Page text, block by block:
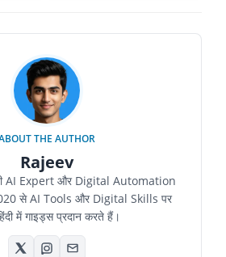
THE AUTHOR
Rajeev
AI Expert और Digital Automation
से AI Tools और Digital Skills पर
में गाइड्स प्रदान करते हैं।